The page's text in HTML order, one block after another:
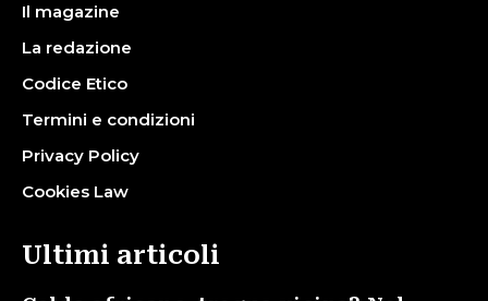
Il magazine
La redazione
Codice Etico
Termini e condizioni
Privacy Policy
Cookies Law
Ultimi articoli